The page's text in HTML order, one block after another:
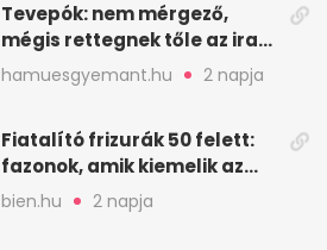
Tevepók: nem mérgező,
mégis rettegnek tőle az iraki
sivatagban
hamuesgyemant.hu 2 napja
Fiatalító frizurák 50 felett:
fazonok, amik kiemelik az
arcodat
bien.hu 2 napja